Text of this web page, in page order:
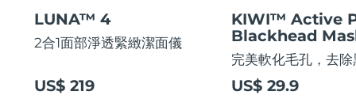
LUNA™ 4
2合1面部淨透緊緻潔面儀
US$ 219
KIWI™ Active
Blackhead
完美軟化毛孔，去
US$ 29.9